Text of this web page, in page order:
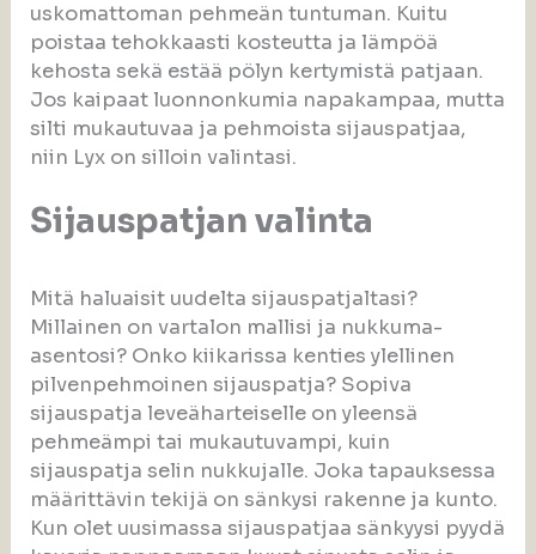
uskomattoman pehmeän tuntuman. Kuitu
poistaa tehokkaasti kosteutta ja lämpöä
kehosta sekä estää pölyn kertymistä patjaan.
Jos kaipaat luonnonkumia napakampaa, mutta
silti mukautuvaa ja pehmoista sijauspatjaa,
niin Lyx on silloin valintasi.
Sijauspatjan valinta
Mitä haluaisit uudelta sijauspatjaltasi?
Millainen on vartalon mallisi ja nukkuma-
asentosi? Onko kiikarissa kenties ylellinen
pilvenpehmoinen sijauspatja? Sopiva
sijauspatja leveäharteiselle on yleensä
pehmeämpi tai mukautuvampi, kuin
sijauspatja selin nukkujalle. Joka tapauksessa
määrittävin tekijä on sänkysi rakenne ja kunto.
Kun olet uusimassa sijauspatjaa sänkyysi pyydä